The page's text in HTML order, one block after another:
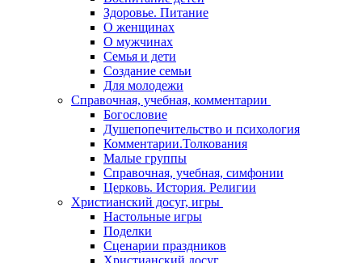
Здоровье. Питание
О женщинах
О мужчинах
Семья и дети
Создание семьи
Для молодежи
Справочная, учебная, комментарии
Богословие
Душепопечительство и психология
Комментарии.Толкования
Малые группы
Справочная, учебная, симфонии
Церковь. История. Религии
Христианский досуг, игры
Настольные игры
Поделки
Сценарии праздников